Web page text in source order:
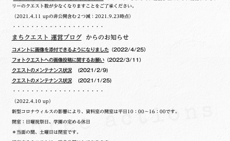
リーのクエスト数が少なくなりますことをご了承ください。
（2021.4.11 upの非公開含む２つ減：2021.9.23時点）
・・・・・・・・・・・・・・・・・・・・
まちクエスト 運営ブログからのお知らせ
コメントに画像を添付できるようになりました（2022/4/25）
フォトクエストへの画像投稿に関するお願い（2022/3/11）
クエストのメンテナンス状況(2021/2/9)
クエストのメンテナンス状況(2021/1/25)
・・・・・・・・・・・・・・・・・・・・
（2022.4.10 up）
新型コロナウィルスの影響により、資料室の開室は平日10：00～16：00です。
閉室：日曜祝祭日、学園の定める休日
＊当面の間、土曜日は閉室です。